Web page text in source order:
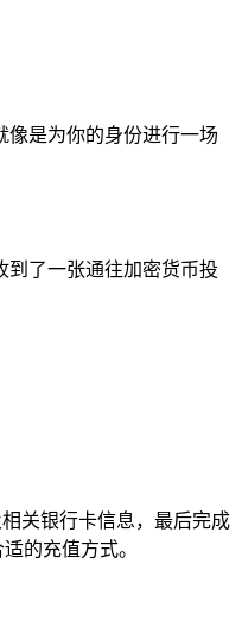
像是为你的身份进行一场
到了一张通往加密货币投
关银行卡信息，最后完成
的充值方式。